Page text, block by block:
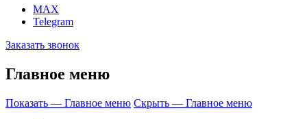
MAX
Telegram
Заказать звонок
Главное меню
Показать — Главное меню Скрыть — Главное меню